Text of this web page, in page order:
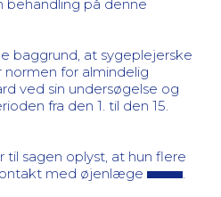
på denne
baggrund, at sygeplejerske
normen for almindelig
ved sin undersøgelse og
fra den 1. til den 15.
til sagen oplyst, at hun flere
med øjenlæge